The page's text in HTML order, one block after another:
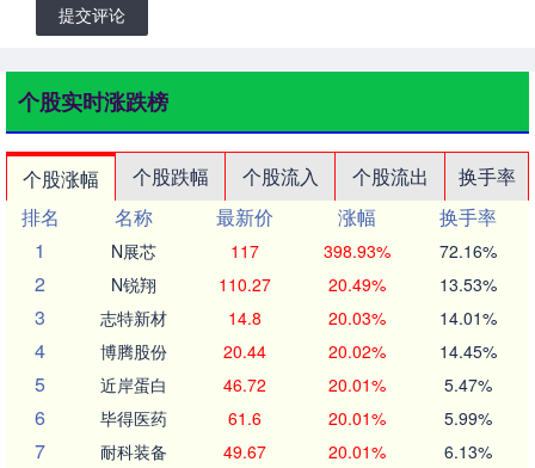
提交评论
个股实时涨跌榜
个股涨幅 个股跌幅 个股流入 个股流出
换手率
排名
名称 最新价 涨幅
换手率
1
N展芯 117 398.93% 72.16%
2 N锐翔 110.27 20.49% 13.53%
3 志特新材 14.8 20.03% 14.01%
4 博腾股份 20.44 20.02% 14.45%
5 近岸蛋白 46.72 20.01% 5.47%
6 毕得医药 61.6 20.01% 5.99%
7 耐科装备 49.67 20.01% 6.13%